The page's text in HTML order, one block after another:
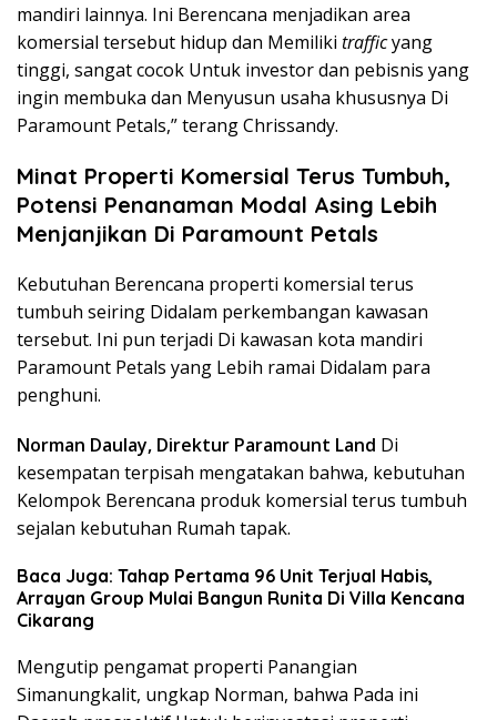
mandiri lainnya. Ini Berencana menjadikan area
komersial tersebut hidup dan Memiliki trafficyang
tinggi, sangat cocok Untuk investor dan pebisnis yang
ingin membuka dan Menyusun usaha khususnya Di
Paramount Petals,” terang Chrissandy.
Minat Properti Komersial Terus Tumbuh,
Potensi Penanaman Modal Asing Lebih
Menjanjikan Di Paramount Petals
Kebutuhan Berencana properti komersial terus
tumbuh seiring Didalam perkembangan kawasan
tersebut. Ini pun terjadi Di kawasan kota mandiri
Paramount Petals yang Lebih ramai Didalam para
penghuni.
Norman Daulay, Direktur Paramount Land Di
kesempatan terpisah mengatakan bahwa, kebutuhan
Kelompok Berencana produk komersial terus tumbuh
sejalan kebutuhan Rumah tapak.
Baca Juga: Tahap Pertama 96 Unit Terjual Habis,
Arrayan Group Mulai Bangun Runita Di Villa Kencana
Cikarang
Mengutip pengamat properti Panangian
Simanungkalit, ungkap Norman, bahwa Pada ini